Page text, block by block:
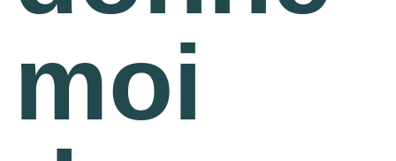
Mission et vision
L'histoire
moi